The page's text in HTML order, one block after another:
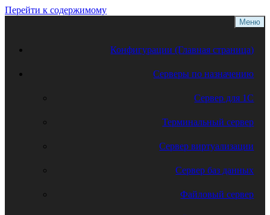
Перейти к содержимому
Меню
Конфигурации (Главная страница)
Серверы по назначению
Сервер для 1С
Терминальный сервер
Сервер виртуализации
Сервер баз данных
Файловый сервер